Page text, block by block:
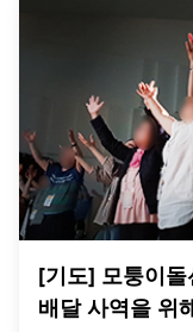
[기도] 모퉁이
배달 사역을 위